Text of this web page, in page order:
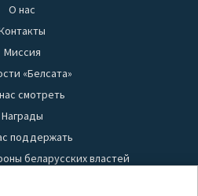
О нас
Миссия
«Белсата»
смотреть
Награды
поддержать
беларусских властей
материалов